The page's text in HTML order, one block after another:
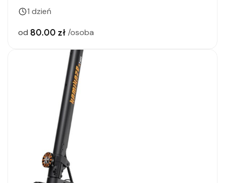
1 dzień
od 80.00 zł /osoba